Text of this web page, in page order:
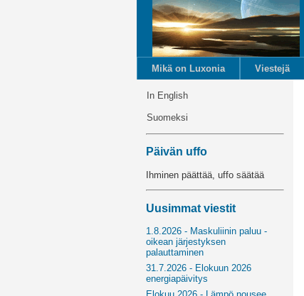
Mikä on Luxonia Viestejä
In English
Suomeksi
Päivän uffo
Ihminen päättää, uffo säätää
Uusimmat viestit
1.8.2026 - Maskuliinin paluu -
oikean järjestyksen
palauttaminen
31.7.2026 - Elokuun 2026
energiapäivitys